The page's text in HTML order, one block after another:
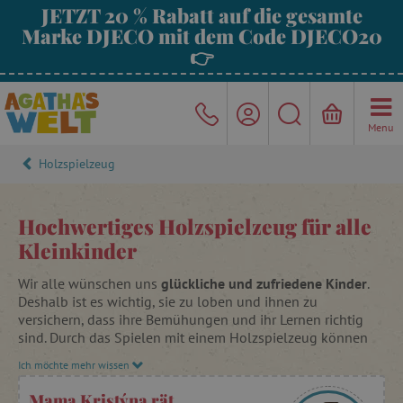
JETZT 20 % Rabatt auf die gesamte
Marke DJECO mit dem Code DJECO20
👉
Menu
Holzspielzeug
Hochwertiges Holzspielzeug für alle
Kleinkinder
Wir alle wünschen uns glückliche und zufriedene Kinder.
Deshalb ist es wichtig, sie zu loben und ihnen zu
versichern, dass ihre Bemühungen und ihr Lernen richtig
sind. Durch das Spielen mit einem Holzspielzeug können
Koordination, ihre Kreativität und ihre Logik entwickeln.
Ich möchte mehr wissen